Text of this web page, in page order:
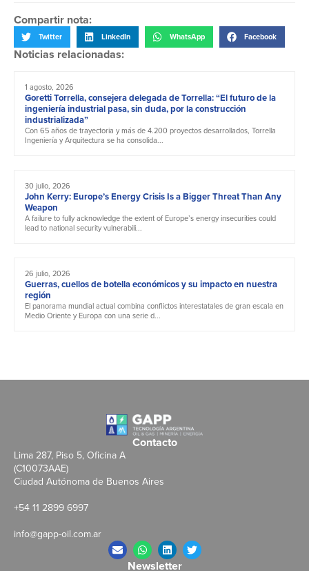
Compartir nota:
Twitter LinkedIn WhatsApp Facebook
Noticias relacionadas:
1 agosto, 2026
Goretti Torrella, consejera delegada de Torrella: “El futuro de la
ingeniería industrial pasa, sin duda, por la construcción
industrializada”
Con 65 años de trayectoria y más de 4.200 proyectos desarrollados, Torrella
Ingeniería y Arquitectura se ha consolida...
30 julio, 2026
John Kerry: Europe’s Energy Crisis Is a Bigger Threat Than Any
Weapon
A failure to fully acknowledge the extent of Europe’s energy insecurities could
lead to national security vulnerabili...
26 julio, 2026
Guerras, cuellos de botella económicos y su impacto en nuestra
región
El panorama mundial actual combina conflictos interestatales de gran escala en
Medio Oriente y Europa con una serie d...
Contacto
Lima 287, Piso 5, Oficina A
(C10073AAE)
Ciudad Autónoma de Buenos Aires
+54 11 2899 6997
info@gapp-oil.com.ar
Newsletter